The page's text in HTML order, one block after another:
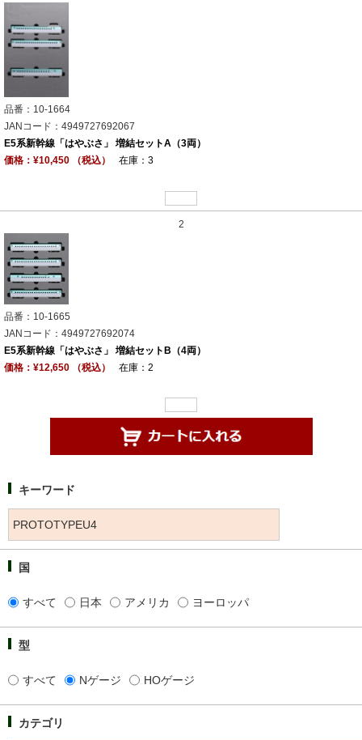
品番：10-1664
JANコード：4949727692067
E5系新幹線「はやぶさ」 増結セットA（3両）
価格：¥10,450 （税込）
在庫：3
2
品番：10-1665
JANコード：4949727692074
E5系新幹線「はやぶさ」 増結セットB（4両）
価格：¥12,650 （税込）
在庫：2
キーワード
国
すべて 日本 アメリカ ヨーロッパ
型
すべて Nゲージ HOゲージ
カテゴリ